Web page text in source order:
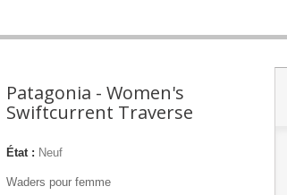
Patagonia - Women's
Swiftcurrent Traverse
État : Neuf
Waders pour femme